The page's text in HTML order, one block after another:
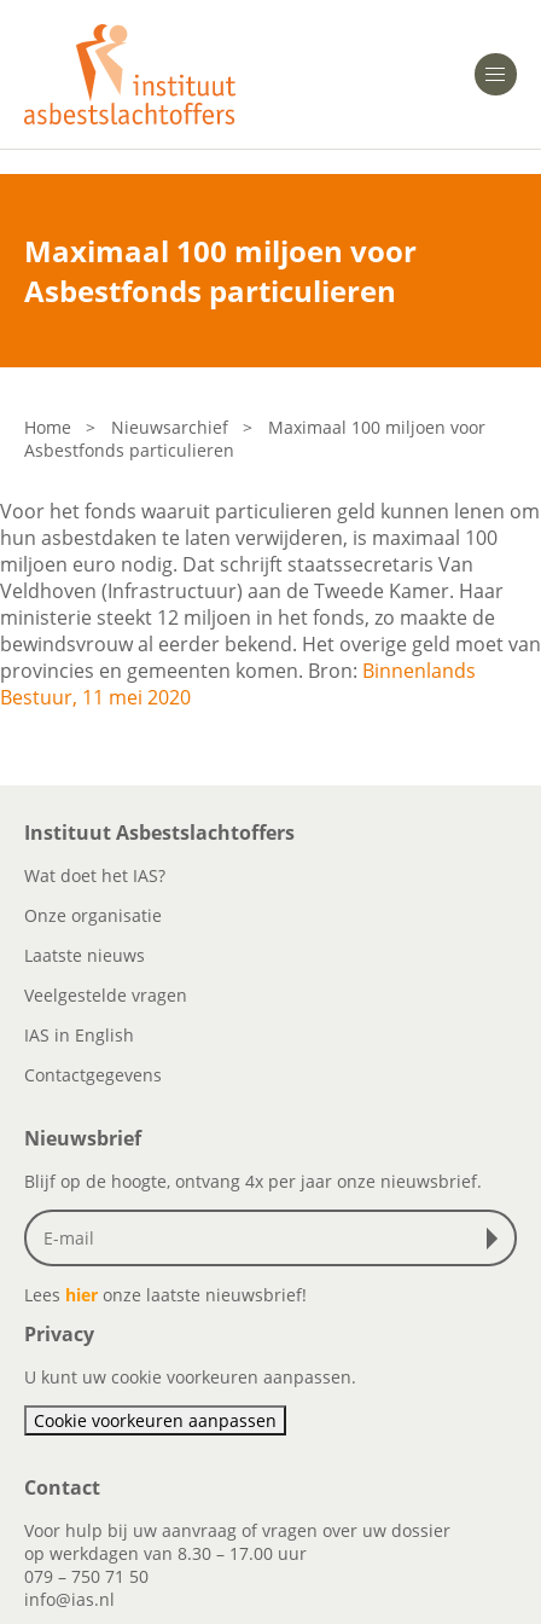
Heeft u Mesothelioom?
Heeft u Asbestose?
Bent u arts?
Asbest en Gezondheid
Laatste nieuws
Onze organisatie
Veelgestelde vragen
Contactgegevens
Zoeken
Maximaal 100 miljoen voor
Asbestfonds particulieren
Home > Nieuwsarchief >
Maximaal 100 miljoen voor
Asbestfonds particulieren
Voor het fonds waaruit particulieren geld kunnen lenen om
hun asbestdaken te laten verwijderen, is maximaal 100
miljoen euro nodig. Dat schrijft staatssecretaris Van
Veldhoven (Infrastructuur) aan de Tweede Kamer. Haar
ministerie steekt 12 miljoen in het fonds, zo maakte de
bewindsvrouw al eerder bekend. Het overige geld moet van
provincies en gemeenten komen. Bron: Binnenlands
Bestuur, 11 mei 2020
Instituut Asbestslachtoffers
Wat doet het IAS?
Onze organisatie
Laatste nieuws
Veelgestelde vragen
IAS in English
Contactgegevens
Nieuwsbrief
Blijf op de hoogte, ontvang 4x per jaar onze nieuwsbrief.
Lees hier onze laatste nieuwsbrief!
Privacy
U kunt uw cookie voorkeuren aanpassen.
Cookie voorkeuren aanpassen
Contact
Voor hulp bij uw aanvraag of vragen over uw dossier
op werkdagen van 8.30 – 17.00 uur
079 – 750 71 50
info@ias.nl